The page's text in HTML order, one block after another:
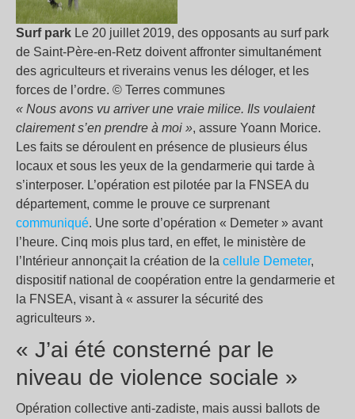
Surf park Le 20 juillet 2019, des opposants au surf park
de Saint-Père-en-Retz doivent affronter simultanément
des agriculteurs et riverains venus les déloger, et les
forces de l’ordre. © Terres communes
« Nous avons vu arriver une vraie milice. Ils voulaient
clairement s’en prendre à moi », assure Yoann Morice.
Les faits se déroulent en présence de plusieurs élus
locaux et sous les yeux de la gendarmerie qui tarde à
s’interposer. L’opération est pilotée par la FNSEA du
département, comme le prouve ce surprenant
communiqué. Une sorte d’opération « Demeter » avant
l’heure. Cinq mois plus tard, en effet, le ministère de
l’Intérieur annonçait la création de la cellule Demeter,
dispositif national de coopération entre la gendarmerie et
la FNSEA, visant à « assurer la sécurité des
agriculteurs ».
« J’ai été consterné par le
niveau de violence sociale »
Opération collective anti-zadiste, mais aussi ballots de